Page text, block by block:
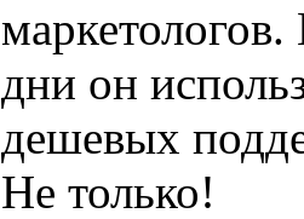
дни он
дешeвых
Не только!